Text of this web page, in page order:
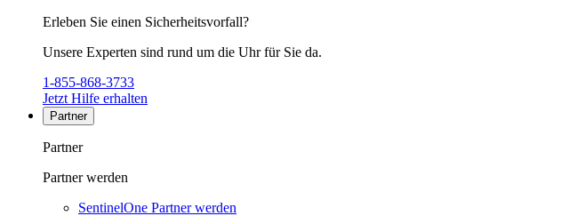
Erleben Sie einen Sicherheitsvorfall?
Unsere Experten sind rund um die Uhr für Sie da.
1-855-868-3733
Jetzt Hilfe erhalten
Partner
Partner
Partner werden
SentinelOne Partner werden